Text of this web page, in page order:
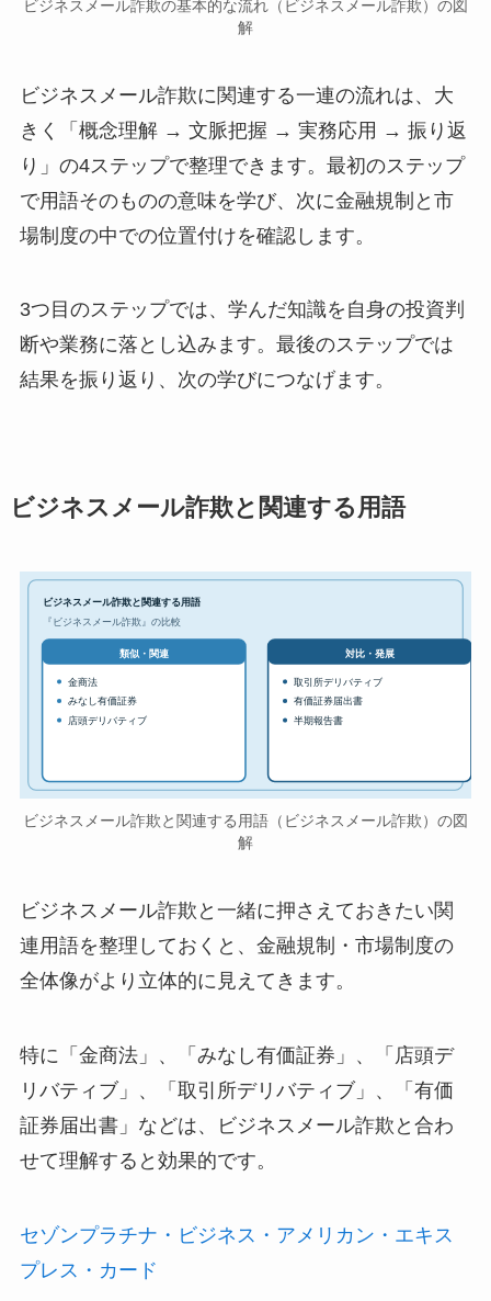
ビジネスメール詐欺の基本的な流れ（ビジネスメール詐欺）の図
解
ビジネスメール詐欺に関連する一連の流れは、大
きく「概念理解 → 文脈把握 → 実務応用 → 振り返
り」の4ステップで整理できます。最初のステップ
で用語そのものの意味を学び、次に金融規制と市
場制度の中での位置付けを確認します。
3つ目のステップでは、学んだ知識を自身の投資判
断や業務に落とし込みます。最後のステップでは
結果を振り返り、次の学びにつなげます。
ビジネスメール詐欺と関連する用語
ビジネスメール詐欺と関連する用語
『ビジネスメール詐欺』の比較
類似・関連
金商法
みなし有価証券
店頭デリバティブ
対比・発展
取引所デリバティブ
有価証券届出書
半期報告書
ビジネスメール詐欺と関連する用語（ビジネスメール詐欺）の図
解
ビジネスメール詐欺と一緒に押さえておきたい関
連用語を整理しておくと、金融規制・市場制度の
全体像がより立体的に見えてきます。
特に「金商法」、「みなし有価証券」、「店頭デ
リバティブ」、「取引所デリバティブ」、「有価
証券届出書」などは、ビジネスメール詐欺と合わ
せて理解すると効果的です。
セゾンプラチナ・ビジネス・アメリカン・エキス
プレス・カード